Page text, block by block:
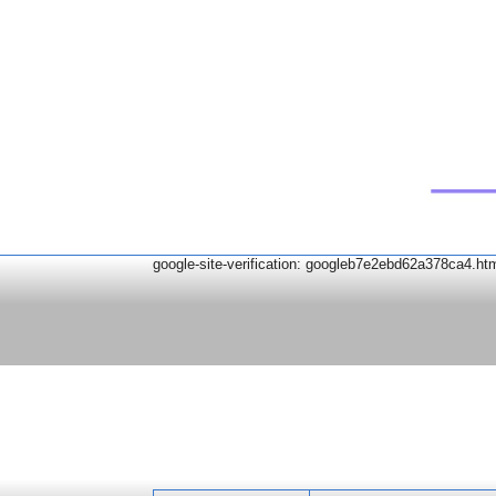
google-site-verification: